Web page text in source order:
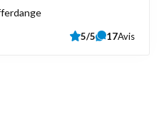
5/5 17Avis